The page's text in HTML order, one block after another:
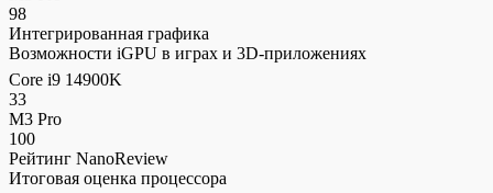
98
Интегрированная графика
Возможности iGPU в играх и 3D-приложениях
Core i9 14900K
33
M3 Pro
100
Рейтинг NanoReview
Итоговая оценка процессора